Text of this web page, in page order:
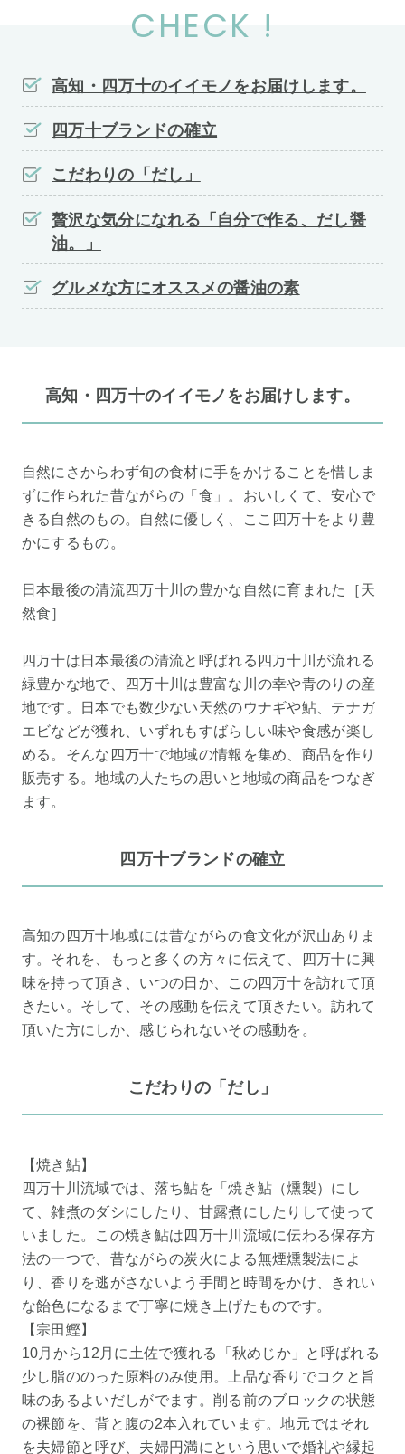
CHECK !
高知・四万十のイイモノをお届けします。
四万十ブランドの確立
こだわりの「だし」
贅沢な気分になれる「自分で作る、だし醤
油。」
グルメな方にオススメの醤油の素
高知・四万十のイイモノをお届けします。
自然にさからわず旬の食材に手をかけることを惜しま
ずに作られた昔ながらの「食」。おいしくて、安心で
きる自然のもの。自然に優しく、ここ四万十をより豊
かにするもの。
日本最後の清流四万十川の豊かな自然に育まれた［天
然食］
四万十は日本最後の清流と呼ばれる四万十川が流れる
緑豊かな地で、四万十川は豊富な川の幸や青のりの産
地です。日本でも数少ない天然のウナギや鮎、テナガ
エビなどが獲れ、いずれもすばらしい味や食感が楽し
める。そんな四万十で地域の情報を集め、商品を作り
販売する。地域の人たちの思いと地域の商品をつなぎ
ます。
四万十ブランドの確立
高知の四万十地域には昔ながらの食文化が沢山ありま
す。それを、もっと多くの方々に伝えて、四万十に興
味を持って頂き、いつの日か、この四万十を訪れて頂
きたい。そして、その感動を伝えて頂きたい。訪れて
頂いた方にしか、感じられないその感動を。
こだわりの「だし」
【焼き鮎】
四万十川流域では、落ち鮎を「焼き鮎（燻製）にし
て、雑煮のダシにしたり、甘露煮にしたりして使って
いました。この焼き鮎は四万十川流域に伝わる保存方
法の一つで、昔ながらの炭火による無煙燻製法によ
り、香りを逃がさないよう手間と時間をかけ、きれい
な飴色になるまで丁寧に焼き上げたものです。
【宗田鰹】
10月から12月に土佐で獲れる「秋めじか」と呼ばれる
少し脂ののった原料のみ使用。上品な香りでコクと旨
味のあるよいだしがでます。削る前のブロックの状態
の裸節を、背と腹の2本入れています。地元ではそれ
を夫婦節と呼び、夫婦円満にという思いで婚礼や縁起